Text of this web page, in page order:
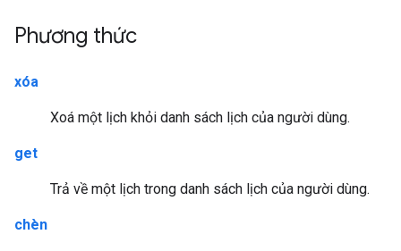
Phương thức
xóa
Xoá một lịch khỏi danh sách lịch của người dùng.
get
Trả về một lịch trong danh sách lịch của người dùng.
chèn